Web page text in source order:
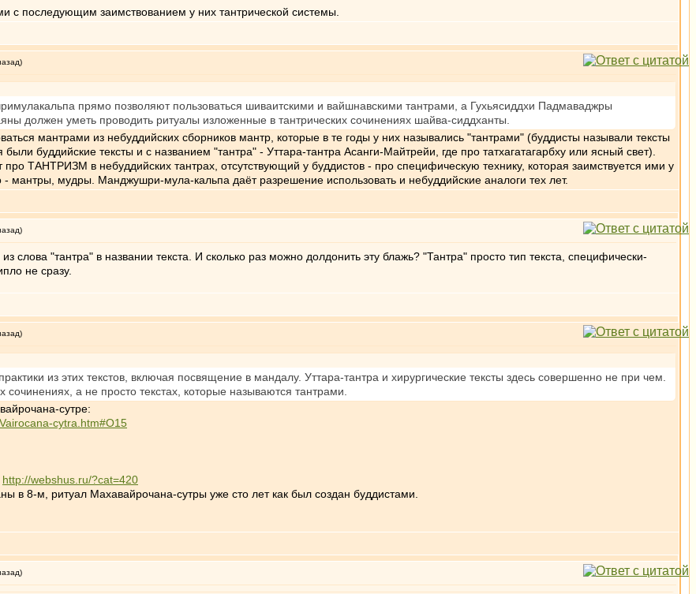
с последующим заимствованием у них тантрической системы.
прямо позволяют пользоваться шиваитскими и вайшнавскими тантрами, а Гухьясиддхи Падмаваджры
должен уметь проводить ритуалы изложенные в тантрических сочинениях шайва-сиддханты.
мантрами из небуддийских сборников мантр, которые в те годы у них назывались "тантрами" (буддисты называли тексты
буддийские тексты и с названием "тантра" - Уттара-тантра Асанги-Майтрейи, где про татхагатагарбху или ясный свет).
ТАНТРИЗМ в небуддийских тантрах, отсутствующий у буддистов - про специфическую технику, которая заимствуется ими у
- мантры, мудры. Манджушри-мула-кальпа даёт разрешение использовать и небуддийские аналоги тех лет.
слова "тантра" в названии текста. И сколько раз можно долдонить эту блажь? "Тантра" просто тип текста, специфически-
не сразу.
из этих текстов, включая посвящение в мандалу. Уттара-тантра и хирургические тексты здесь совершенно не при чем.
сочинениях, а не просто текстах, которые называются тантрами.
сутре:
cytra.htm#O15
http://webshus.ru/?cat=420
в 8-м, ритуал Махавайрочана-сутры уже сто лет как был создан буддистами.